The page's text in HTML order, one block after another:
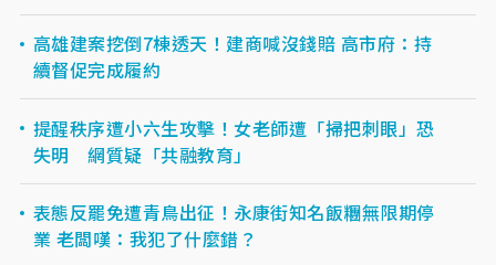
高雄建案挖倒7棟透天！建商喊沒錢賠 高市府：持
續督促完成履約
提醒秩序遭小六生攻擊！女老師遭「掃把刺眼」恐
失明 網質疑「共融教育」
表態反罷免遭青鳥出征！永康街知名飯糰無限期停
業 老闆嘆：我犯了什麼錯？